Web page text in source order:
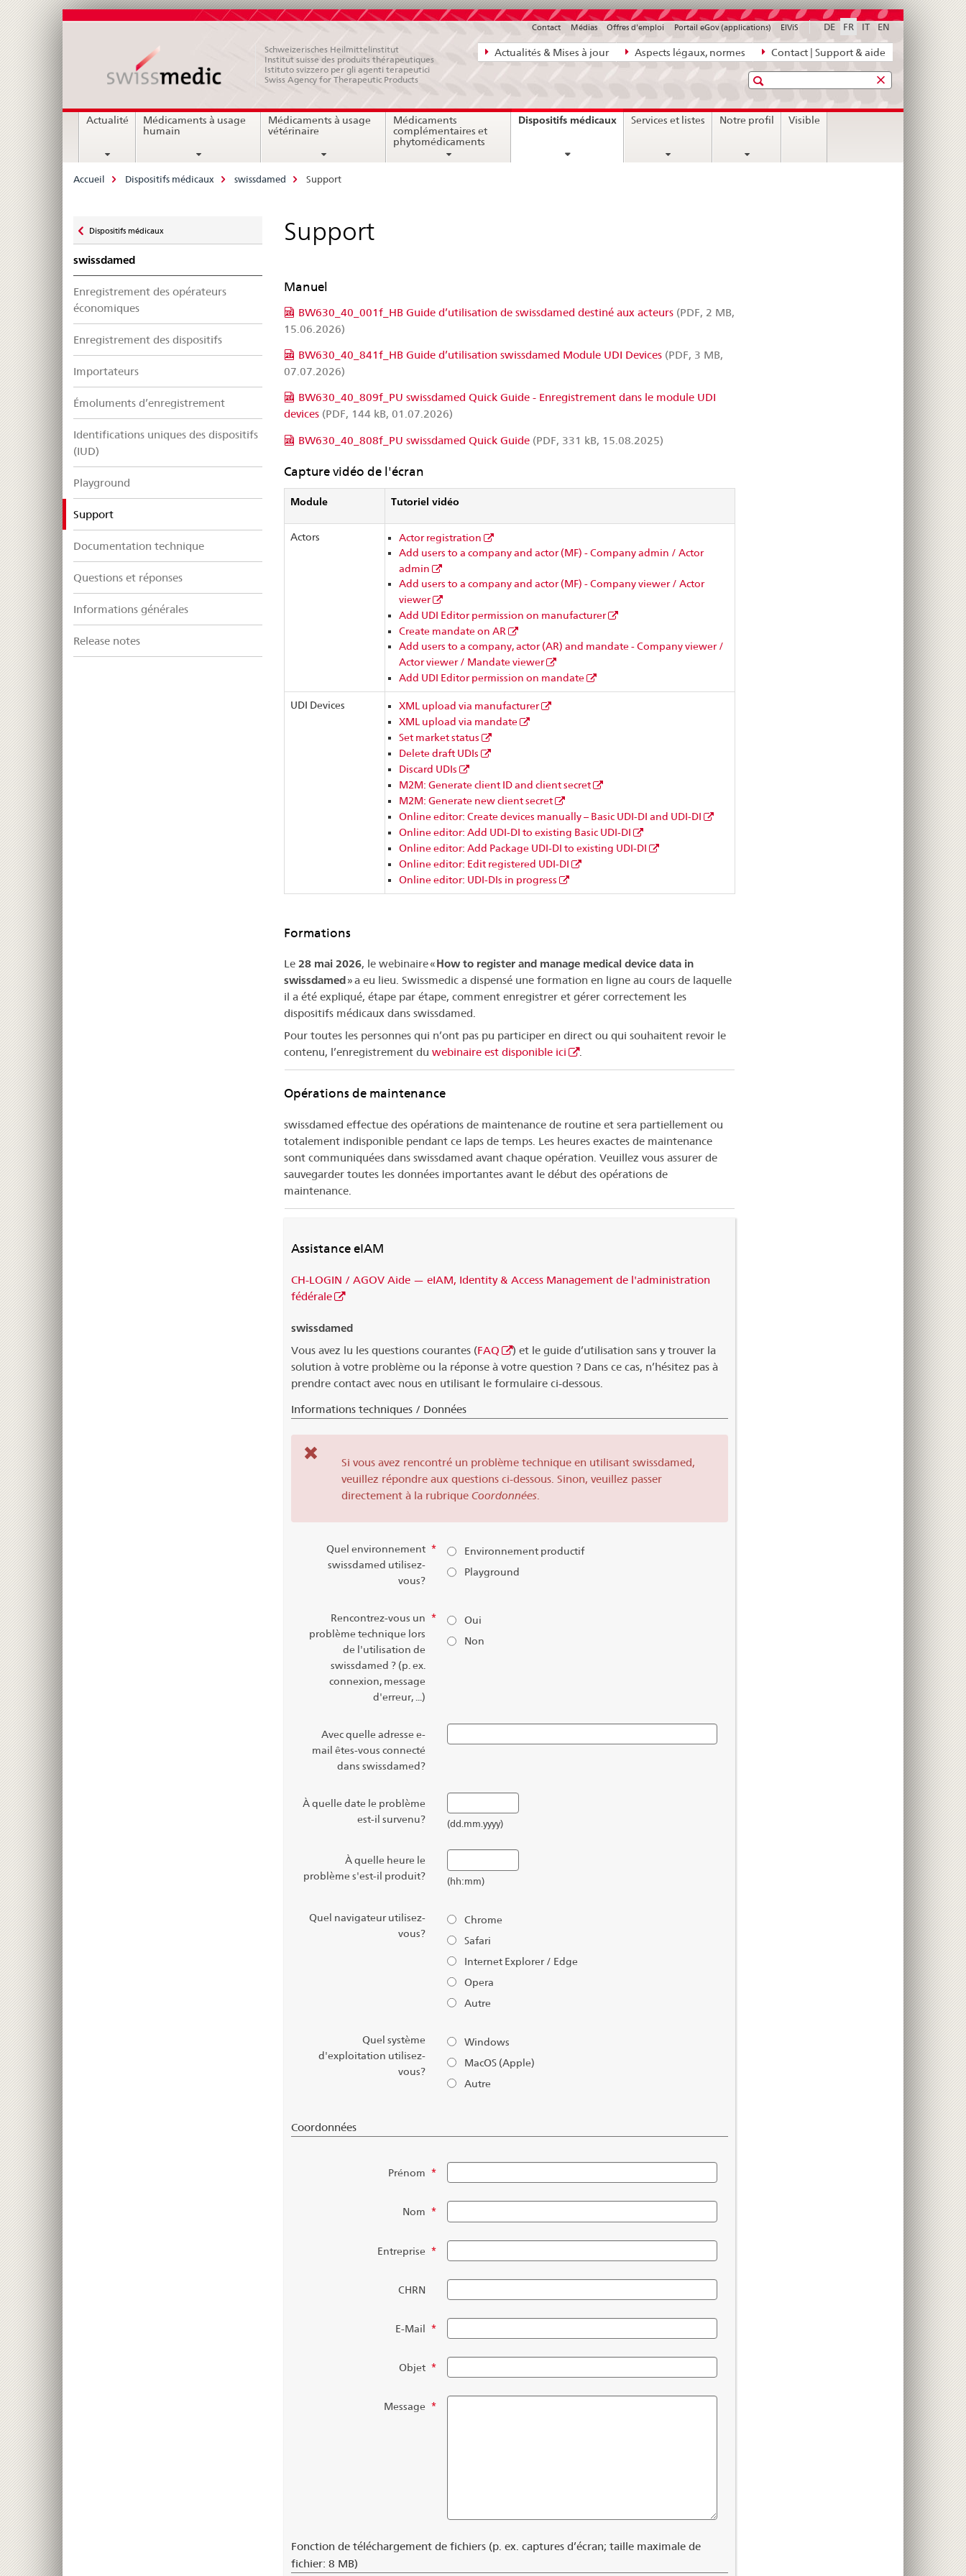
Navigation
directe:
bases
juridiques,
contact
Actualités & Mises à jour Aspects légaux, normes Contact | Support & aide
DE FR IT EN
Contact Médias Offres d'emploi Portail eGov (applications) ElViS
Schweizerisches Heilmittelinstitut
Institut suisse des produits thérapeutiques
Istituto svizzero per gli agenti terapeutici
Swiss Agency for Therapeutic Products
Recherche
Navigation
Actualité
Médicaments à usage
humain
Médicaments à usage
vétérinaire
Médicaments
complémentaires et
phytomédicaments
Dispositifs médicauxcurrent
Services et listes Notre profil Visible
Breadcrumb
Accueil Dispositifs médicaux swissdamed Support
zu
Dispositifs médicaux
swissdamed
Enregistrement des opérateurs
économiques
Enregistrement des dispositifs
Importateurs
Émoluments d’enregistrement
Identifications uniques des dispositifs
(IUD)
Playground
Supportselected
Documentation technique
Questions et réponses
Informations générales
Release notes
Support
Manuel
BW630_40_001f_HB Guide d’utilisation de swissdamed destiné aux acteurs(PDF, 2 MB,
15.06.2026)
BW630_40_841f_HB Guide d’utilisation swissdamed Module UDI Devices(PDF, 3 MB,
07.07.2026)
BW630_40_809f_PU swissdamed Quick Guide - Enregistrement dans le module UDI
devices(PDF, 144 kB, 01.07.2026)
BW630_40_808f_PU swissdamed Quick Guide(PDF, 331 kB, 15.08.2025)
Capture vidéo de l'écran
Module Tutoriel vidéo
Actors
Actor registration
Add users to a company and actor (MF) - Company admin / Actor
admin
Add users to a company and actor (MF) - Company viewer / Actor
viewer
Add UDI Editor permission on manufacturer
Create mandate on AR
Add users to a company, actor (AR) and mandate - Company viewer /
Actor viewer / Mandate viewer
Add UDI Editor permission on mandate
UDI Devices
XML upload via manufacturer
XML upload via mandate
Set market status
Delete draft UDIs
Discard UDIs
M2M: Generate client ID and client secret
M2M: Generate new client secret
Online editor: Create devices manually – Basic UDI-DI and UDI-DI
Online editor: Add UDI-DI to existing Basic UDI-DI
Online editor: Add Package UDI-DI to existing UDI-DI
Online editor: Edit registered UDI-DI
Online editor: UDI-DIs in progress
Formations
Le28 mai 2026, le webinaire «How to register and manage medical device data in
swissdamed» a eu lieu. Swissmedic a dispensé une formation en ligne au cours de laquelle
il a été expliqué, étape par étape, comment enregistrer et gérer correctement les
dispositifs médicaux dans swissdamed.
Pour toutes les personnes qui n’ont pas pu participer en direct ou qui souhaitent revoir le
contenu, l’enregistrement du webinaire est disponible ici .
Opérations de maintenance
swissdamed effectue des opérations de maintenance de routine et sera partiellement ou
totalement indisponible pendant ce laps de temps. Les heures exactes de maintenance
sont communiquées dans swissdamed avant chaque opération. Veuillez vous assurer de
sauvegarder toutes les données importantes avant le début des opérations de
maintenance.
Assistance eIAM
CH-LOGIN / AGOV Aide — eIAM, Identity & Access Management de l'administration
fédérale
swissdamed
Vous avez lu les questions courantes (FAQ
) et le guide d’utilisation sans y trouver la
solution à votre problème ou la réponse à votre question ? Dans ce cas, n’hésitez pas à
prendre contact avec nous en utilisant le formulaire ci-dessous.
Informations techniques / Données
Si vous avez rencontré un problème technique en utilisant swissdamed,
veuillez répondre aux questions ci-dessous. Sinon, veuillez passer
directement à la rubrique Coordonnées.
Quel environnement
swissdamed utilisez-
vous?
*
Environnement productif
Playground
Rencontrez-vous un
problème technique lors
de l'utilisation de
swissdamed ? (p. ex.
connexion, message
d'erreur, ...)
*
Oui
Non
Avec quelle adresse e-
mail êtes-vous connecté
dans swissdamed?
À quelle date le problème
est-il survenu?
(dd.mm.yyyy)
À quelle heure le
problème s'est-il produit?
(hh:mm)
Quel navigateur utilisez-
vous?
Chrome
Safari
Internet Explorer / Edge
Opera
Autre
Quel système
d'exploitation utilisez-
vous?
Windows
MacOS (Apple)
Autre
Coordonnées
Prénom *
Nom *
Entreprise *
CHRN
E-Mail *
Objet *
Message *
Fonction de téléchargement de fichiers (p. ex. captures d’écran; taille maximale de
fichier: 8 MB)